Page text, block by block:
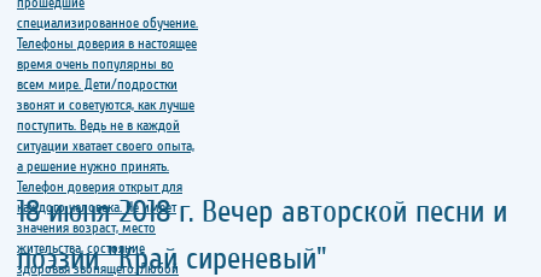
18 июня 2018 г. Вечер авторской песни и
поэзии "Край сиреневый"